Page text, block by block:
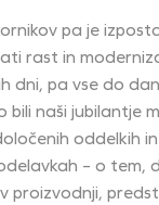
pa je
rast in
dni, pa vse do
bili naši jubilantje
oddelkih
– o tem,
proizvodnji,